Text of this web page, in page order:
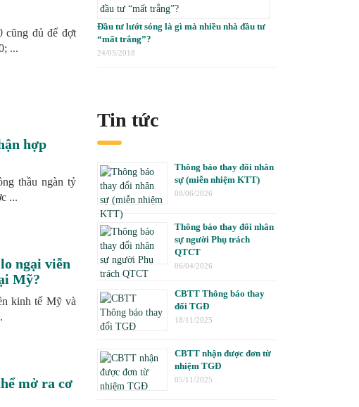
cũng đủ để đợt
...
hợp
thầu ngàn tỷ
...
ngại viễn
Mỹ?
kinh tế Mỹ và
mở ra cơ
Đầu tư lướt sóng là gì mà nhiều nhà đầu tư
“mất trắng”?
24/05/2018
Tin tức
Thông báo thay đổi nhân
sự (miễn nhiệm KTT)
08/06/2026
Thông báo thay đổi nhân
sự người Phụ trách
QTCT
06/04/2026
CBTT Thông báo thay
đổi TGĐ
18/11/2025
CBTT nhận được đơn từ
nhiệm TGĐ
05/11/2025